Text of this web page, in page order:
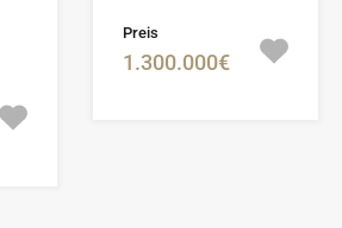
Preis
1.300.000€